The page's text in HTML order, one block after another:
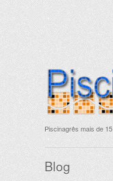
Piscinagrês mais de
Blog